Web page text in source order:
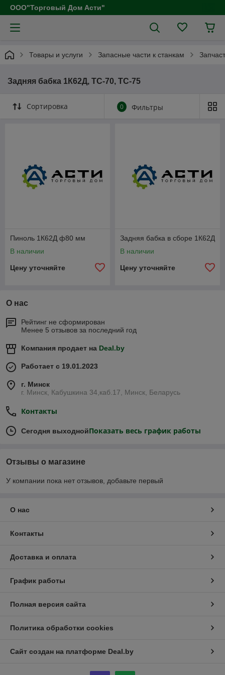
ООО"Торговый Дом Асти"
Товары и услуги Запасные части к станкам
Задняя бабка 1К62Д, ТС-70, ТС-75
Сортировка 0 Фильтры
Пиноль 1К62Д ф80 мм
В наличии
Цену уточняйте
Задняя бабка в сборе 1К62Д
В наличии
Цену уточняйте
О нас
Рейтинг не сформирован
Менее 5 отзывов за последний год
Компания продает на Deal.by
Работает с 19.01.2023
г. Минск
г. Минск, Кабушкина 34,каб.17, Минск, Беларусь
Контакты
Сегодня выходнойПоказать весь график работы
Отзывы о магазине
У компании пока нет отзывов, добавьте первый
О нас
Контакты
Доставка и оплата
График работы
Полная версия сайта
Политика обработки cookies
Сайт создан на платформе Deal.by